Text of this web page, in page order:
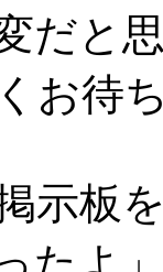
だと
お待
示板